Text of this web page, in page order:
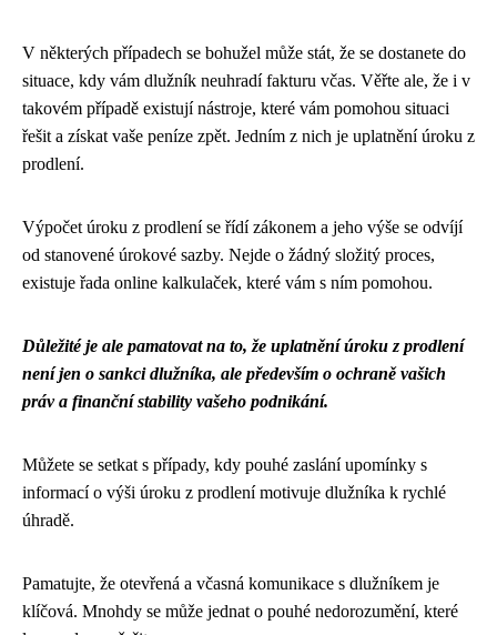
V některých případech se bohužel může stát, že se dostanete do
situace, kdy vám dlužník neuhradí fakturu včas. Věřte ale, že i v
takovém případě existují nástroje, které vám pomohou situaci
řešit a získat vaše peníze zpět. Jedním z nich je uplatnění úroku z
prodlení.
Výpočet úroku z prodlení se řídí zákonem a jeho výše se odvíjí
od stanovené úrokové sazby. Nejde o žádný složitý proces,
existuje řada online kalkulaček, které vám s ním pomohou.
Důležité je ale pamatovat na to, že uplatnění úroku z prodlení
není jen o sankci dlužníka, ale především o ochraně vašich
práv a finanční stability vašeho podnikání.
Můžete se setkat s případy, kdy pouhé zaslání upomínky s
informací o výši úroku z prodlení motivuje dlužníka k rychlé
úhradě.
Pamatujte, že otevřená a včasná komunikace s dlužníkem je
klíčová. Mnohdy se může jednat o pouhé nedorozumění, které